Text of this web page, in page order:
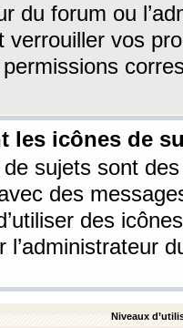
du forum ou
verrouiller vos
les icônes de
sujets sont
des
des
l’administrateur
Niveaux